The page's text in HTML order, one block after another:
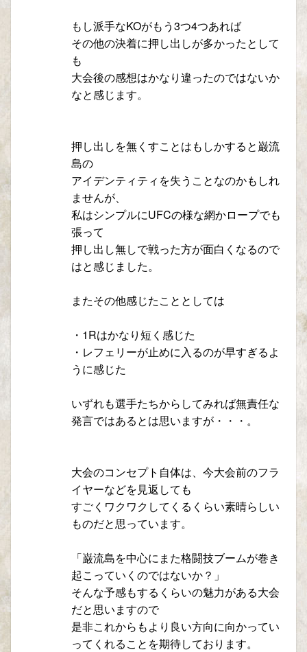
もし派手なKOがもう3つ4つあれば
その他の決着に押し出しが多かったとして
も
大会後の感想はかなり違ったのではないか
なと感じます。
押し出しを無くすことはもしかすると巌流
島の
アイデンティティを失うことなのかもしれ
ませんが、
私はシンプルにUFCの様な網かロープでも
張って
押し出し無しで戦った方が面白くなるので
はと感じました。
またその他感じたこととしては
・1Rはかなり短く感じた
・レフェリーが止めに入るのが早すぎるよ
うに感じた
いずれも選手たちからしてみれば無責任な
発言ではあるとは思いますが・・・。
大会のコンセプト自体は、今大会前のフラ
イヤーなどを見返しても
すごくワクワクしてくるくらい素晴らしい
ものだと思っています。
「巌流島を中心にまた格闘技ブームが巻き
起こっていくのではないか？」
そんな予感もするくらいの魅力がある大会
だと思いますので
是非これからもより良い方向に向かってい
ってくれることを期待しております。